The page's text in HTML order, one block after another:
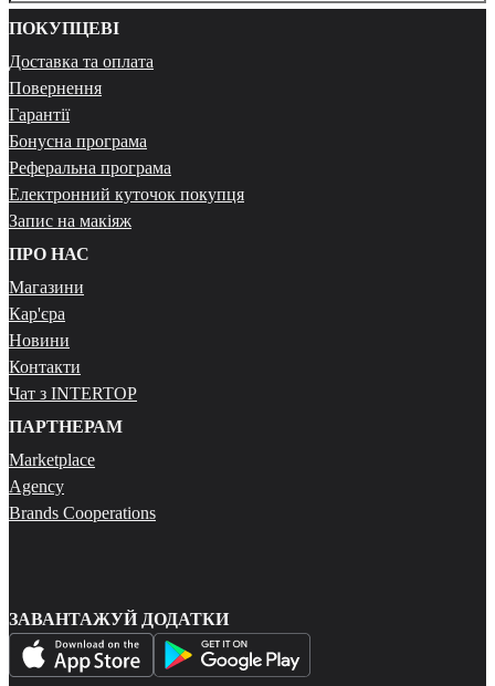
ПОКУПЦЕВІ
Доставка та оплата
Повернення
Гарантії
Бонусна програма
Реферальна програма
Електронний куточок покупця
Запис на макіяж
ПРО НАС
Магазини
Кар'єра
Новини
Контакти
Чат з INTERTOP
ПАРТНЕРАМ
Marketplace
Agency
Brands Cooperations
ЗАВАНТАЖУЙ ДОДАТКИ